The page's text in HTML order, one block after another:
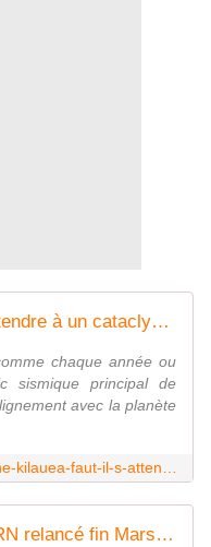
Big One, Kilauea : Faut-il s'attendre à un cataclysme planétaire dans les prochains jours ? - MOINS de BIENS PLUS de LIENS
chaque année ou
sismique principal de
avec la planète
Le grand collisionneur du CERN relancé fin Mars pour étudier la "particule de Dieu" - MOINS de BIENS PLUS de LIENS